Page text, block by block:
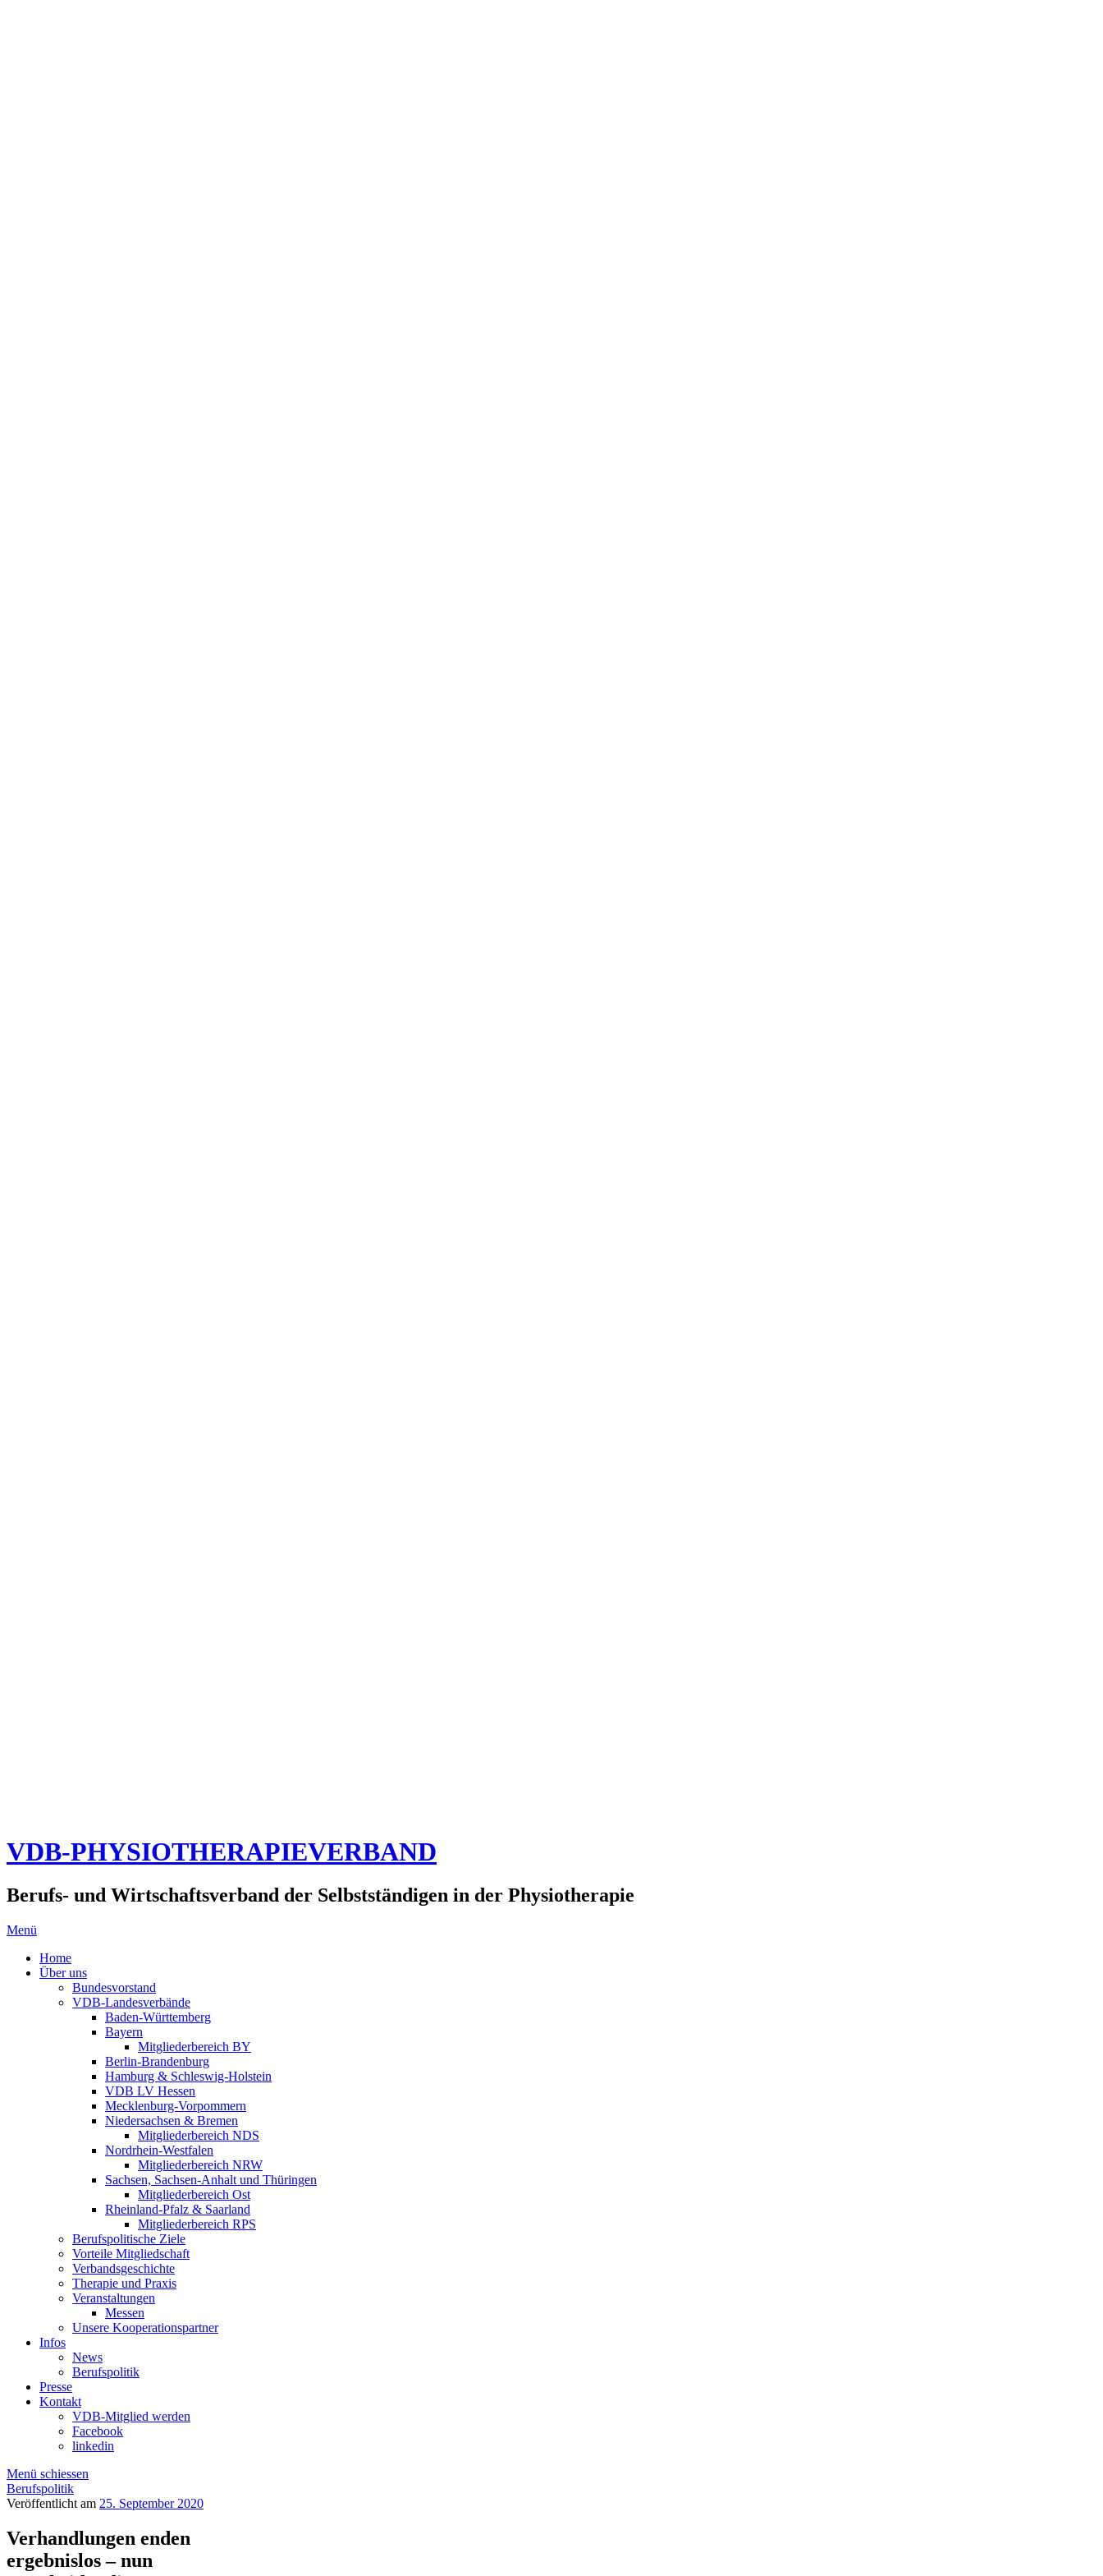
VDB-PHYSIOTHERAPIEVERBAND
Berufs- und Wirtschaftsverband der Selbstständigen in der Physiotherapie
Menü
Home
Über uns
Bundesvorstand
VDB-Landesverbände
Baden-Württemberg
Bayern
Mitgliederbereich BY
Berlin-Brandenburg
Hamburg & Schleswig-Holstein
VDB LV Hessen
Mecklenburg-Vorpommern
Niedersachsen & Bremen
Mitgliederbereich NDS
Nordrhein-Westfalen
Mitgliederbereich NRW
Sachsen, Sachsen-Anhalt und Thüringen
Mitgliederbereich Ost
Rheinland-Pfalz & Saarland
Mitgliederbereich RPS
Berufspolitische Ziele
Vorteile Mitgliedschaft
Verbandsgeschichte
Therapie und Praxis
Veranstaltungen
Messen
Unsere Kooperationspartner
Infos
News
Berufspolitik
Presse
Kontakt
VDB-Mitglied werden
Facebook
linkedin
Menü schiessen
Berufspolitik
Veröffentlicht am 25. September 2020
Verhandlungen enden
ergebnislos – nun